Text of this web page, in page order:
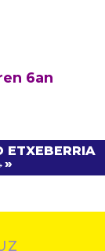
6an
ETXEBERRIA